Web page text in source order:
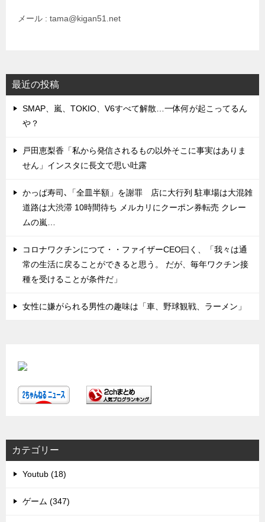
メール : tama@kigan51.net
最近の投稿
SMAP、嵐、TOKIO、V6すべて解散…一体何が起こってるん
や？
戸田恵梨香「私から発信されるもの以外そこに事実はありま
せん」インスタに長文で思い吐露
かっぱ寿司､「全皿半額」を謝罪 店に大行列 駐車場は大混雑
道路は大渋滞 10時間待ち メルカリにクーポン券転売 クレー
ムの嵐…
コロナワクチンにつて・・ファイザーCEO曰く、「我々は通
常の生活に戻ることができると思う。 だが、毎年ワクチン接
種を受けることが条件だ」
女性に嫌がられる男性の趣味は「車、野球観戦、ラーメン」
カテゴリー
Youtub (18)
ゲーム (347)